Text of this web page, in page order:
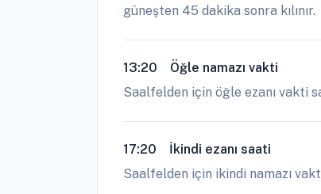
güneşten 45 dakika sonra kılınır.
13:20
Öğle namazı vakti
Saalfelden için öğle ezanı vakti
17:20
İkindi ezanı saati
Saalfelden için ikindi namazı